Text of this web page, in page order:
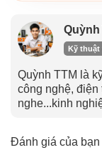
Quỳnh
Kỹ thuật
Quỳnh TTM là
công nghệ, điện
nghe...kinh
Đánh giá của bạn